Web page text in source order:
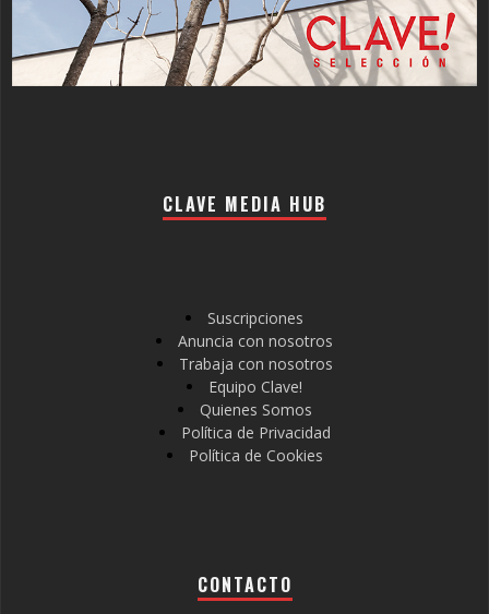
CLAVE MEDIA HUB
Suscripciones
Anuncia con nosotros
Trabaja con nosotros
Equipo Clave!
Quienes Somos
Política de Privacidad
Política de Cookies
CONTACTO